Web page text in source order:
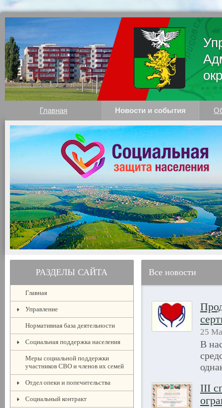
Главная Новости и события
РАЗДЕЛЫ САЙТА
Главная
Управление
Нормативная база деятельности
Социальная поддержка населения
Меры социальной поддержки
участников СВО и членов их семей
Отдел опеки и попечительства
Социальный контракт
Все новости
25
В
III